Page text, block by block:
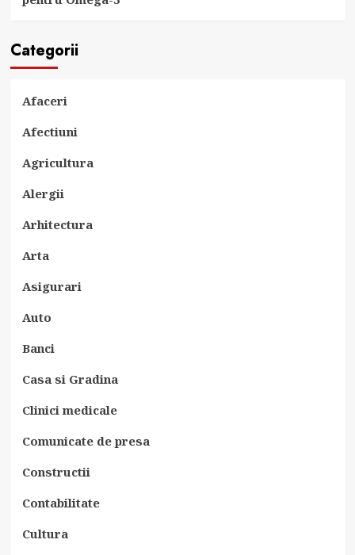
Categorii
Afaceri
Afectiuni
Agricultura
Alergii
Arhitectura
Arta
Asigurari
Auto
Banci
Casa si Gradina
Clinici medicale
Comunicate de presa
Constructii
Contabilitate
Cultura